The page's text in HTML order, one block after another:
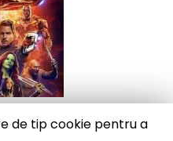
de tip cookie pentru a